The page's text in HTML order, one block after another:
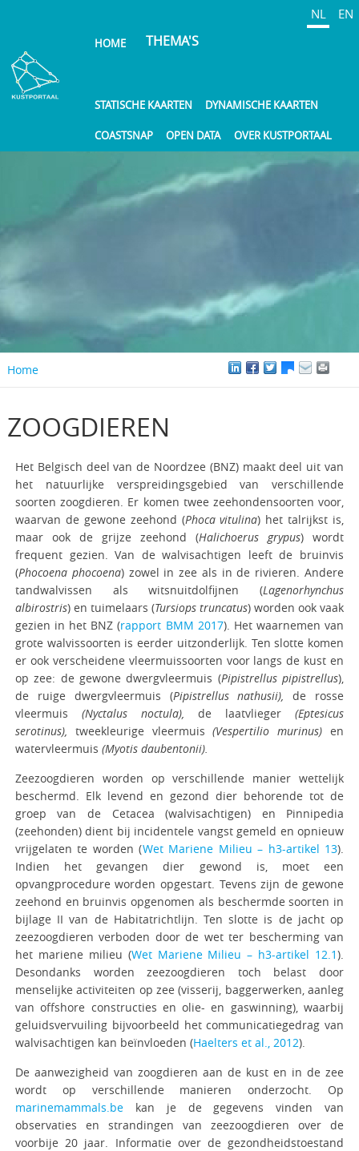
de
inhoud
gaan
NL EN
HOME THEMA'S
STATISCHE KAARTEN DYNAMISCHE KAARTEN
COASTSNAP OPEN DATA OVER KUSTPORTAAL
Home
ZOOGDIEREN
Het Belgisch deel van de Noordzee (BNZ) maakt deel uit van
het natuurlijke verspreidingsgebied van verschillende
soorten zoogdieren. Er komen twee zeehondensoorten voor,
waarvan de gewone zeehond (Phoca vitulina) het talrijkst is,
maar ook de grijze zeehond (Halichoerus grypus) wordt
frequent gezien. Van de walvisachtigen leeft de bruinvis
(Phocoena phocoena) zowel in zee als in de rivieren. Andere
tandwalvissen als witsnuitdolfijnen (Lagenorhynchus
albirostris) en tuimelaars (Tursiops truncatus) worden ook vaak
gezien in het BNZ (rapport BMM 2017). Het waarnemen van
grote walvissoorten is eerder uitzonderlijk. Ten slotte komen
er ook verscheidene vleermuissoorten voor langs de kust en
op zee: de gewone dwergvleermuis (Pipistrellus pipistrellus),
de ruige dwergvleermuis (Pipistrellus nathusii),de rosse
vleermuis (Nyctalus noctula),de laatvlieger (Eptesicus
serotinus), tweekleurige vleermuis (Vespertilio murinus) en
watervleermuis (Myotis daubentonii).
Zeezoogdieren worden op verschillende manier wettelijk
beschermd. Elk levend en gezond dier behorende tot de
groep van de Cetacea (walvisachtigen) en Pinnipedia
(zeehonden) dient bij incidentele vangst gemeld en opnieuw
vrijgelaten te worden (Wet Mariene Milieu – h3-artikel 13).
Indien het gevangen dier gewond is, moet een
opvangprocedure worden opgestart. Tevens zijn de gewone
zeehond en bruinvis opgenomen als beschermde soorten in
bijlage II van de Habitatrichtlijn. Ten slotte is de jacht op
zeezoogdieren verboden door de wet ter bescherming van
het mariene milieu (Wet Mariene Milieu – h3-artikel 12.1).
Desondanks worden zeezoogdieren toch belast door
menselijke activiteiten op zee (visserij, baggerwerken, aanleg
van offshore constructies en olie- en gaswinning), waarbij
geluidsvervuiling bijvoorbeeld het communicatiegedrag van
walvisachtigen kan beïnvloeden (Haelters et al., 2012).
De aanwezigheid van zoogdieren aan de kust en in de zee
wordt op verschillende manieren onderzocht. Op
marinemammals.bekan je de gegevens vinden van
observaties en strandingen van zeezoogdieren over de
voorbije 20 jaar. Informatie over de gezondheidstoestand